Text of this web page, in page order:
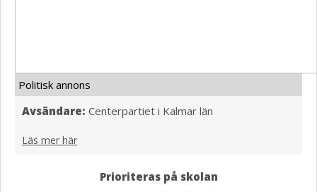
Politisk annons
Avsändare: Centerpartiet i Kalmar län
Läs mer här
Prioriteras på skolan